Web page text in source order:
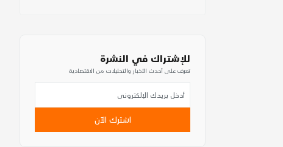
للإشتراك في النشرة
تعرف على أحدث الأخبار والتحليلات من الاقتصادية
اشترك الآن